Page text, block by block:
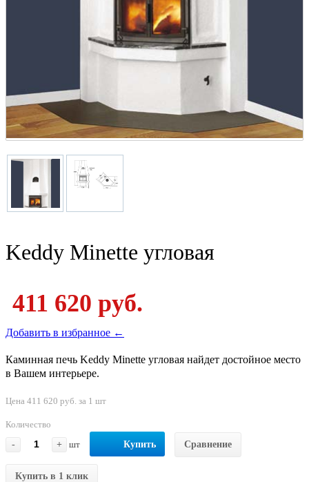
Keddy Minette угловая
411 620 руб.
Добавить в избранное ←
Каминная печь Keddy Minette угловая найдет достойное место
в Вашем интерьере.
Цена 411 620 руб. за 1 шт
Количество
-
+ шт Купить Сравнение
Купить в 1 клик